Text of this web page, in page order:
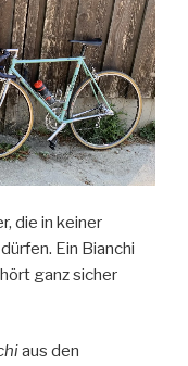
die in keiner
Ein Bianchi
ganz sicher
aus den